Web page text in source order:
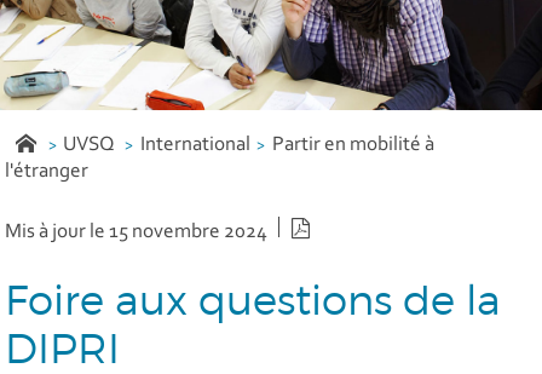
UVSQ International
Partir en mobilité à
l'étranger
Mis à jour le 15 novembre 2024
Foire aux questions de la
DIPRI